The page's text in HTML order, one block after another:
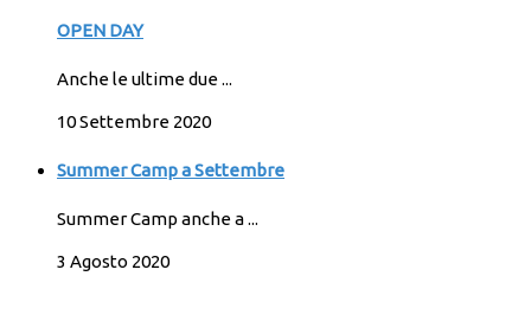
OPEN DAY
Anche le ultime due ...
10 Settembre 2020
Summer Camp a Settembre
Summer Camp anche a ...
3 Agosto 2020